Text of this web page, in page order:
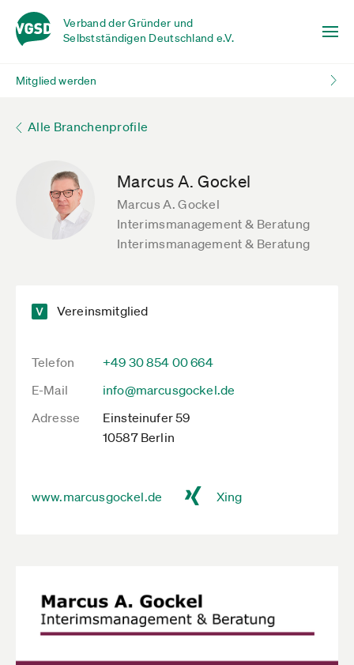
Verband der Gründer und
Selbstständigen Deutschland e.V.
Mitglied werden
Alle Branchenprofile
Marcus A. Gockel
Marcus A. Gockel
Interimsmanagement & Beratung
Interimsmanagement & Beratung
Vereinsmitglied
Telefon
+49 30 854 00 664
E-Mail
info@marcusgockel.de
Adresse
Einsteinufer 59
10587 Berlin
www.marcusgockel.de Xing